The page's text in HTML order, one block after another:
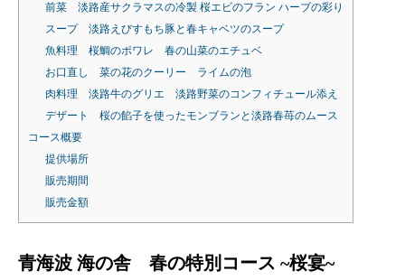
前菜 淡路産サクラマスの冷製 桜エビのフラン ハーブの彩り
スープ 淡路えびすもち豚と春キャベツのスープ
魚料理 桜鯛のポワレ 春の山菜のエチュベ
お口直し 菜の花のクーリー ライムの泡
肉料理 淡路牛のグリエ 淡路野菜のコンフィチュール添え
デザート 桜の餡子を使ったモンブランと淡路春苺のムース
コース概要
提供場所
販売期間
販売金額
青海波 海の舎 春の特別コース ~桜宴~